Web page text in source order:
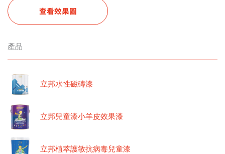
查看效果圖
產品
立邦水性磁磚漆
立邦兒童漆小羊皮效果漆
立邦植萃護敏抗病毒兒童漆